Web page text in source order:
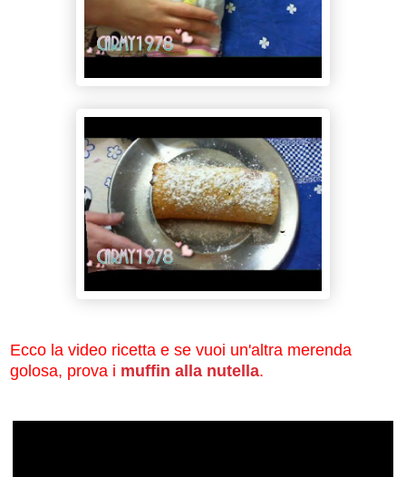
Ecco la video ricetta e se vuoi un'altra merenda
golosa, prova i muffin alla nutella.